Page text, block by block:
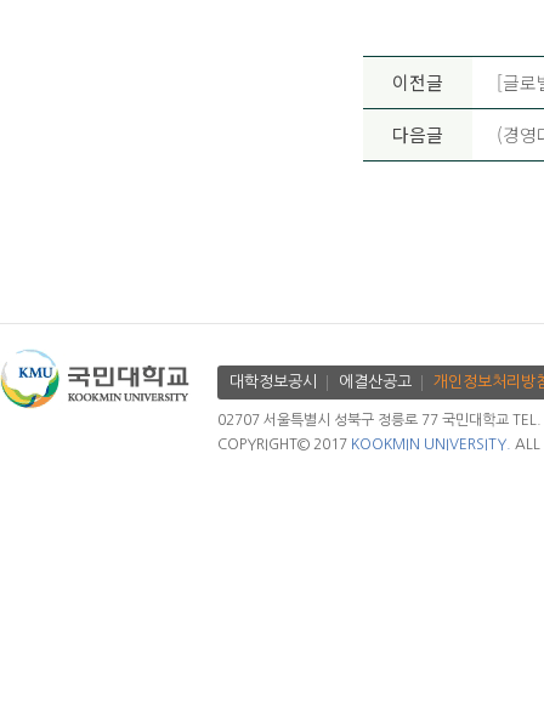
이전글 [글로
다음글 (경영
대학정보공시 에결산공고 개인정보처리방
02707 서울특별시 성북구 정릉로 77 국민대학교
COPYRIGHT© 2017 KOOKMIN UNIVERSITY. ALL